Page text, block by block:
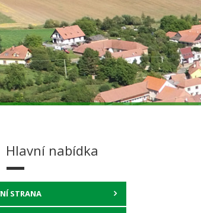
Hlavní nabídka
STRANA